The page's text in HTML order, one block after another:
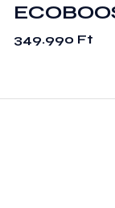
349.990 Ft